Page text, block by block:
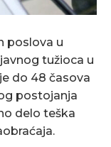
poslova u
tužioca u
do 48 časova
postojanja
delo teška